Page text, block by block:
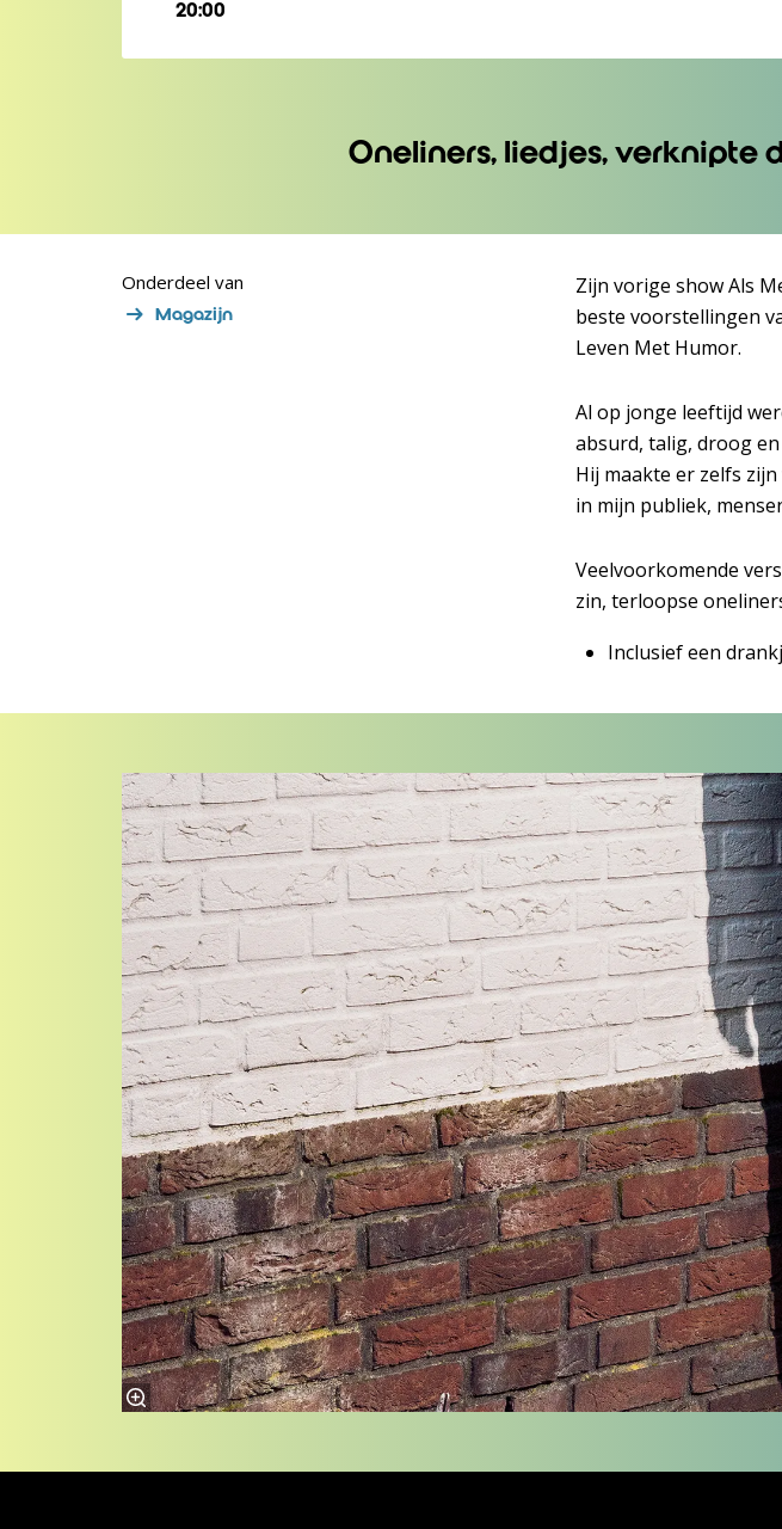
20:00
Oneliners, liedjes, verknipte
Zijn vorige show Als
beste voorstellingen
Leven Met Humor.
Al op jonge leeftijd
absurd, talig, droog
Hij maakte er zelfs
in mijn publiek,
Veelvoorkomende
zin, terloopse
Inclusief een
Onderdeel van
Magazijn